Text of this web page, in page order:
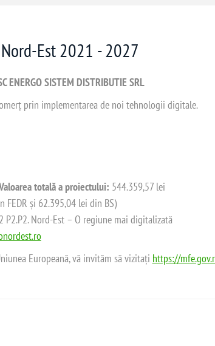
Est 2021 - 2027
ENERGO SISTEM DISTRIBUTIE SRL
prin implementarea de noi tehnologii digitale.
totală a proiectului: 544.359,57 lei
și 62.395,04 lei din BS)
P2.P2. Nord-Est – O regiune mai digitalizată
Europeană, vă invităm să vizitați https://